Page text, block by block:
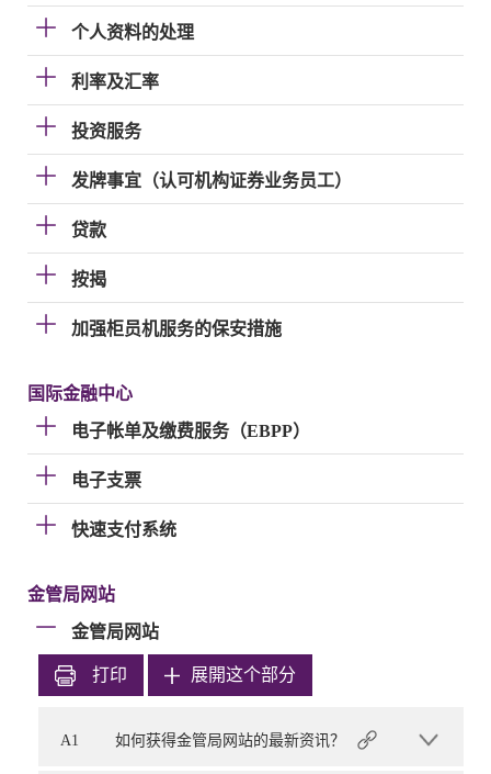
个人资料的处理
利率及汇率
投资服务
发牌事宜（认可机构证券业务员工）
贷款
按揭
加强柜员机服务的保安措施
国际金融中心
电子帐单及缴费服务（EBPP）
电子支票
快速支付系统
金管局网站
金管局网站
打印 展開这个部分
A1 如何获得金管局网站的最新资讯？